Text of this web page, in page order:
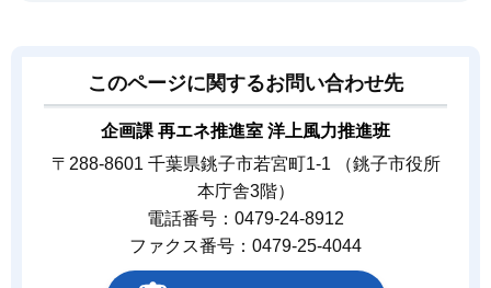
このページに関するお問い合わせ先
企画課 再エネ推進室 洋上風力推進班
〒288-8601 千葉県銚子市若宮町1-1 （銚子市役所
本庁舎3階）
電話番号：0479-24-8912
ファクス番号：0479-25-4044